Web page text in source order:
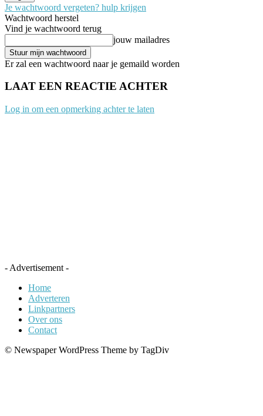
Je wachtwoord vergeten? hulp krijgen
Wachtwoord herstel
Vind je wachtwoord terug
jouw mailadres
Er zal een wachtwoord naar je gemaild worden
LAAT EEN REACTIE ACHTER
Log in om een opmerking achter te laten
- Advertisement -
Home
Adverteren
Linkpartners
Over ons
Contact
© Newspaper WordPress Theme by TagDiv